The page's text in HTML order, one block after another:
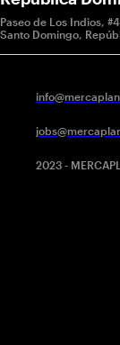
Paseo de Los Indios,
Santo Domingo,
2023 -